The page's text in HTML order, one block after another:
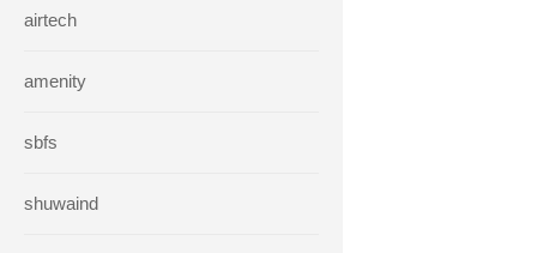
airtech
amenity
sbfs
shuwaind